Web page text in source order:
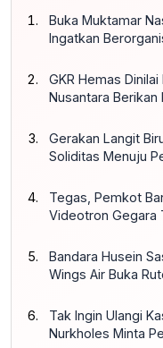
Buka Muktamar
Ingatkan
GKR Hemas
Nusantara Berikan
Gerakan Langit
Soliditas Menuju
Tegas, Pemkot
Videotron Gegara
Bandara Husein
Wings Air Buka
Tak Ingin Ulangi
Nurkholes Minta